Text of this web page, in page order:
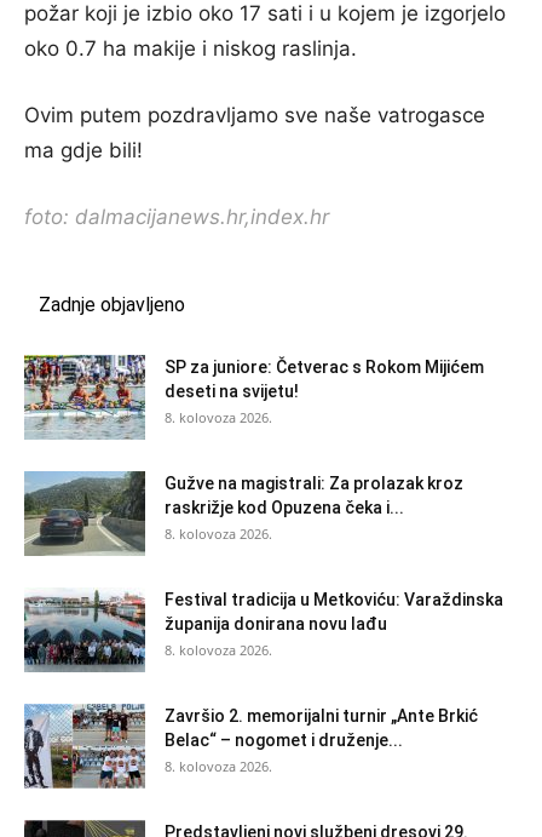
požar koji je izbio oko 17 sati i u kojem je izgorjelo
oko 0.7 ha makije i niskog raslinja.
Ovim putem pozdravljamo sve naše vatrogasce
ma gdje bili!
foto: dalmacijanews.hr,index.hr
Zadnje objavljeno
SP za juniore: Četverac s Rokom Mijićem
deseti na svijetu!
8. kolovoza 2026.
Gužve na magistrali: Za prolazak kroz
raskrižje kod Opuzena čeka i...
8. kolovoza 2026.
Festival tradicija u Metkoviću: Varaždinska
županija donirana novu lađu
8. kolovoza 2026.
Završio 2. memorijalni turnir „Ante Brkić
Belac“ – nogomet i druženje...
8. kolovoza 2026.
Predstavljeni novi službeni dresovi 29.